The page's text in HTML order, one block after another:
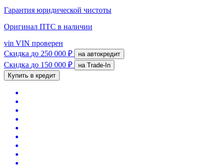
Гарантия юридической чистоты
Оригинал ПТС в наличии
vin VIN проверен
Скидка до 250 000 ₽ на автокредит
Скидка до 150 000 ₽
на Trade-In
Купить в кредит